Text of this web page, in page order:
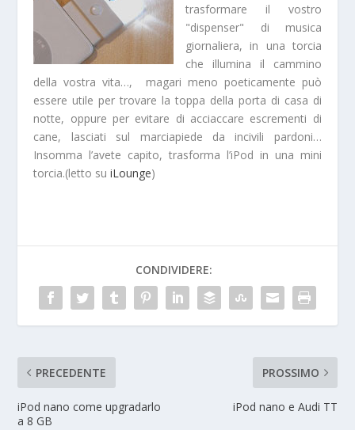
trasformare il vostro
"dispenser" di musica
giornaliera, in una torcia
che illumina il cammino
della vostra vita…, magari meno poeticamente può
essere utile per trovare la toppa della porta di casa di
notte, oppure per evitare di acciaccare escrementi di
cane, lasciati sul marciapiede da incivili pardoni…
Insomma l’avete capito, trasforma l’iPod in una mini
torcia.(letto suiLounge)
CONDIVIDERE:
PRECEDENTE
iPod nano come upgradarlo
a 8 GB
PROSSIMO
iPod nano e Audi TT